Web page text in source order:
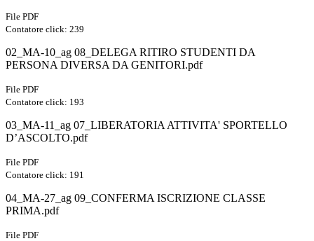
File PDF
Contatore click: 239
02_MA-10_ag 08_DELEGA RITIRO STUDENTI DA
PERSONA DIVERSA DA GENITORI.pdf
File PDF
Contatore click: 193
03_MA-11_ag 07_LIBERATORIA ATTIVITA' SPORTELLO
D’ASCOLTO.pdf
File PDF
Contatore click: 191
04_MA-27_ag 09_CONFERMA ISCRIZIONE CLASSE
PRIMA.pdf
File PDF